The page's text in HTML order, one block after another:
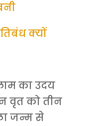
क्यों
का उदय
वृत को तीन
जन्म से